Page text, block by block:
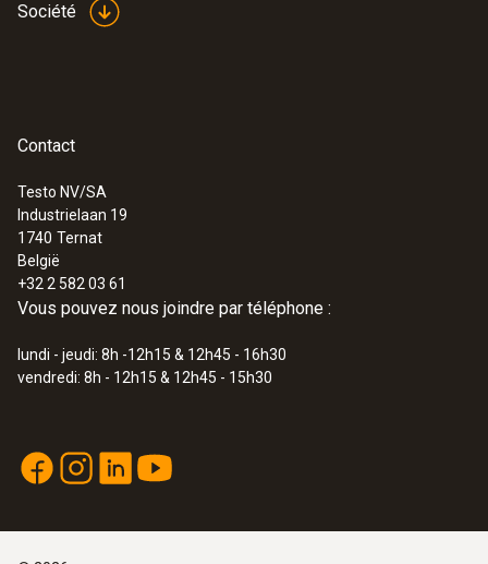
Société
Contact
Testo NV/SA
Industrielaan 19
1740 Ternat
België
+32 2 582 03 61
Vous pouvez nous joindre par téléphone :
lundi - jeudi: 8h -12h15 & 12h45 - 16h30
vendredi: 8h - 12h15 & 12h45 - 15h30